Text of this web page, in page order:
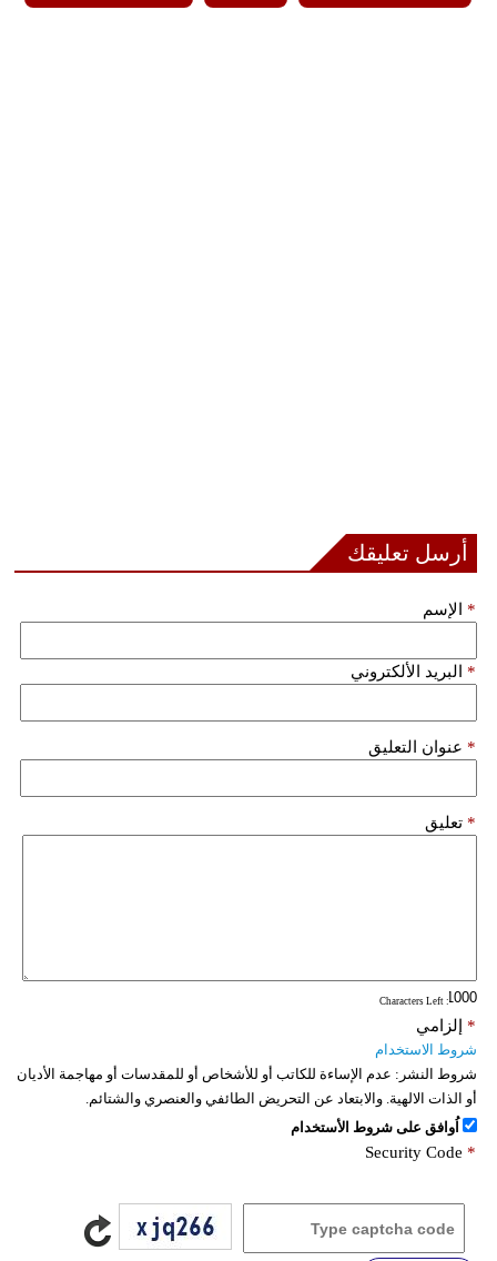
أرسل تعليقك
الإسم *
البريد الألكتروني *
عنوان التعليق *
تعليق *
: Characters Left
إلزامي *
شروط الاستخدام
شروط النشر: عدم الإساءة للكاتب أو للأشخاص أو للمقدسات أو مهاجمة الأديان
أو الذات الالهية. والابتعاد عن التحريض الطائفي والعنصري والشتائم.
اُوافق على شروط الأستخدام
Security Code *